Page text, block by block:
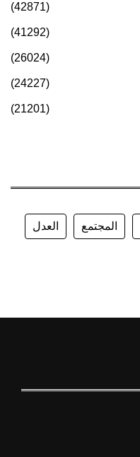
(42871)
(41292)
(26024)
(24227)
(21201)
المجتمع العدل